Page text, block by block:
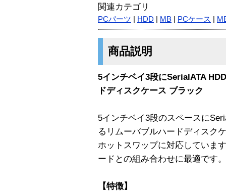
関連カテゴリ
PCパーツ HDD MB PCケース
商品説明
5インチベイ3段にSerialATA
ドディスクケース ブラック
5インチベイ3段のスペースに
るリムーバブルハードディスク
ホットスワップに対応していま
ードとの組み合わせに最適です。
【特徴】